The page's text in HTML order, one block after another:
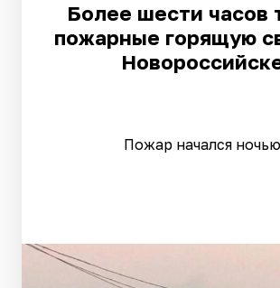
​Более шести часов
пожарные горящую
Пожар начался ночью